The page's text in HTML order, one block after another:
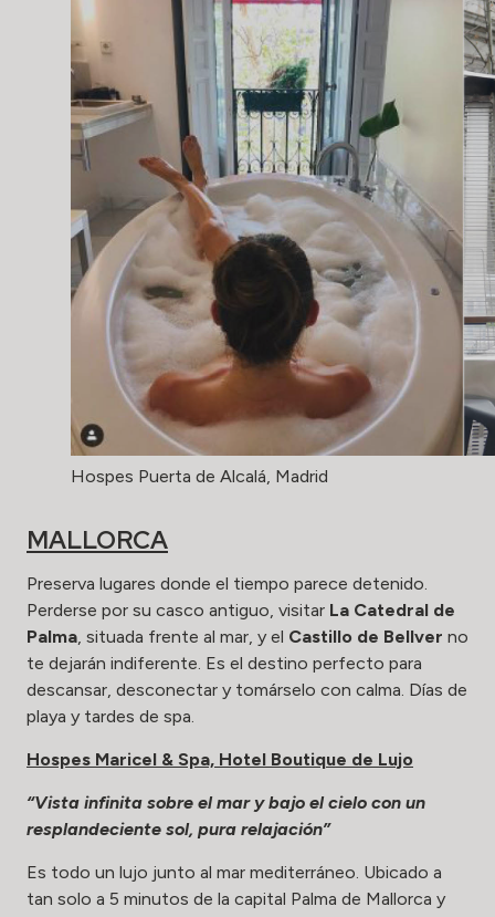
Hospes Puerta de Alcalá, Madrid
MALLORCA
Preserva lugares donde el tiempo parece detenido.
Perderse por su casco antiguo, visitar La Catedral de
Palma , situada frente al mar, y el Castillo de Bellver no
te dejarán indiferente. Es el destino perfecto para
descansar, desconectar y tomárselo con calma. Días de
playa y tardes de spa.
Hospes Maricel & Spa, Hotel Boutique de Lujo
“Vista infinita sobre el mar y bajo el cielo con un
resplandeciente sol, pura relajación”
Es todo un lujo junto al mar mediterráneo. Ubicado a
tan solo a 5 minutos de la capital Palma de Mallorca y